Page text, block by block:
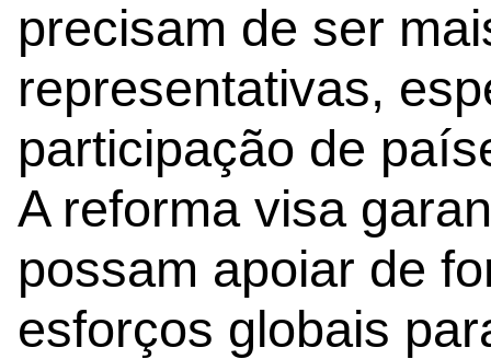
precisam de ser
representativas,
participação de
A reforma visa
possam apoiar de
esforços globais